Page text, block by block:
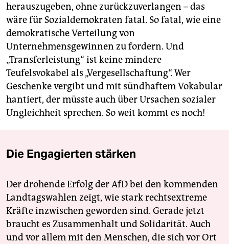
herauszugeben, ohne zurückzuverlangen – das
wäre für Sozialdemokraten fatal. So fatal, wie eine
demokratische Verteilung von
Unternehmensgewinnen zu fordern. Und
„Transferleistung“ ist keine mindere
Teufelsvokabel als „Vergesellschaftung“. Wer
Geschenke vergibt und mit sündhaftem Vokabular
hantiert, der müsste auch über Ursachen sozialer
Ungleichheit sprechen. So weit kommt es noch!
Die Engagierten stärken
Der drohende Erfolg der AfD bei den kommenden
Landtagswahlen zeigt, wie stark rechtsextreme
Kräfte inzwischen geworden sind. Gerade jetzt
braucht es Zusammenhalt und Solidarität. Auch
und vor allem mit den Menschen, die sich vor Ort